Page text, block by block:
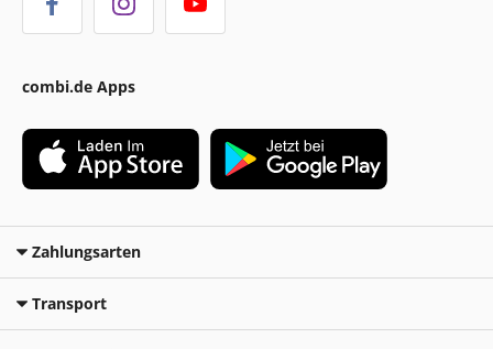
combi.de Apps
Zahlungsarten
Transport